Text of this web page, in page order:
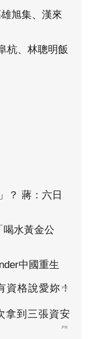
旭集、漢來
杭、林聰明飯
？ 蔣：六日
喝水黃金公
中國重生
資格說愛妳！
PR
拿到三張資安
PR